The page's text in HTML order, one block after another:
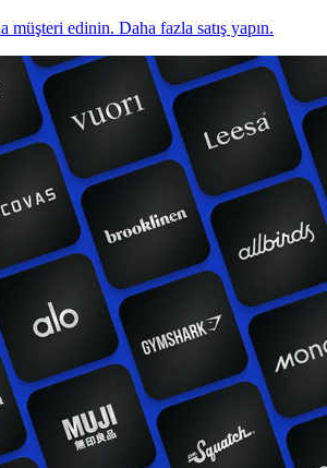
müşteri edinin. Daha fazla satış yapın.